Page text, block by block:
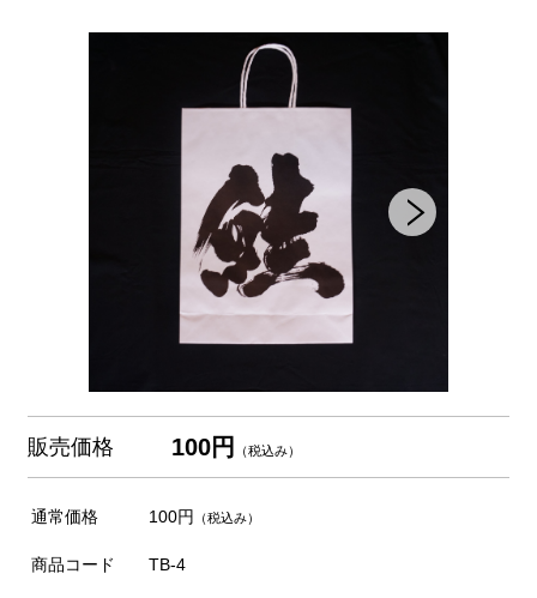
販売価格 100円 （税込み）
通常価格 100円 （税込み）
商品コード TB-4